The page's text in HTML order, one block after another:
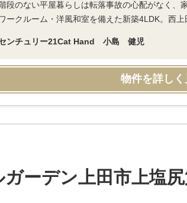
段のない平屋暮らしは転落事故の心配がなく、
ワークルーム・洋風和室を備えた新築4LDK。西
ンチュリー21Cat Hand 小島 健児
物件を詳しく
ーデン上田市上塩